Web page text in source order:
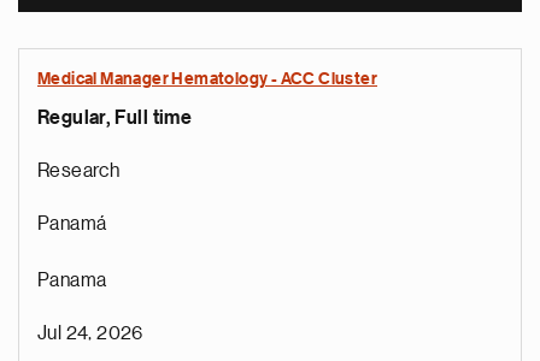
Medical Manager Hematology - ACC Cluster
Regular, Full time
Research
Panamá
Panama
Jul 24, 2026